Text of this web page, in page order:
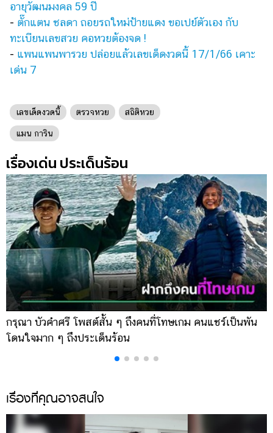
ออนไลน์
ติดต่อ
โฆษณา
แจ้ง
ปัญหา
งาน
กับ
เรา
อายุวัฒนมงคล 59 ปี
- ตั๊กแตน ชลดา ถอยรถใหม่ป้ายแดง ขอเปย์ตัวเอง กับ
ทะเบียนเลขสวย คอหวยต้องจด !
- แพนแพนพารวย ปล่อยแล้วเลขเด็ดงวดนี้ 17/1/66 เคาะ
เด่น 7
เลขเด็ดงวดนี้ ตรวจหวย สถิติหวย
แมน การิน
เรื่องเด่น ประเด็นร้อน
กรุณา บัวคำศรี โพสต์สั้น ๆ ถึงคนที่โทษเกม คนแชร์เป็นพัน
โดนใจมาก ๆ ถึงประเด็นร้อน
เรื่องที่คุณอาจสนใจ